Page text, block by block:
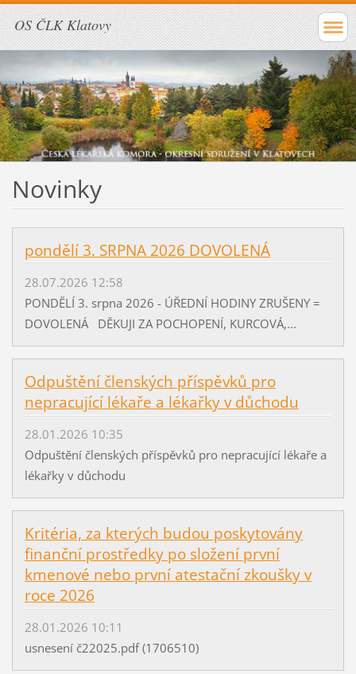
OS ČLK Klatovy
Novinky
pondělí 3. SRPNA 2026 DOVOLENÁ
28.07.2026 12:58
PONDĚLÍ 3. srpna 2026 - ÚŘEDNÍ HODINY ZRUŠENY =
DOVOLENÁ DĚKUJI ZA POCHOPENÍ, KURCOVÁ,...
Odpuštění členských příspěvků pro
nepracující lékaře a lékařky v důchodu
28.01.2026 10:35
Odpuštění členských příspěvků pro nepracující lékaře a
lékařky v důchodu
Kritéria, za kterých budou poskytovány
finanční prostředky po složení první
kmenové nebo první atestační zkoušky v
roce 2026
28.01.2026 10:11
usnesení č22025.pdf (1706510)